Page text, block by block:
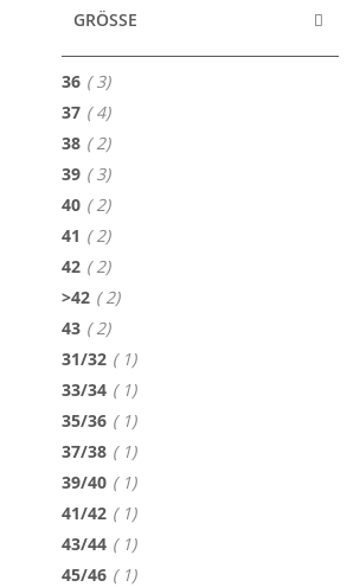
GRÖSSE
36 3Artikel
37 4Artikel
38 2Artikel
39 3Artikel
40 2Artikel
41 2Artikel
42 2Artikel
>42 2Artikel
43 2Artikel
31/32 1Artikel
33/34 1Artikel
35/36 1Artikel
37/38 1Artikel
39/40 1Artikel
41/42 1Artikel
43/44 1Artikel
45/46 1Artikel